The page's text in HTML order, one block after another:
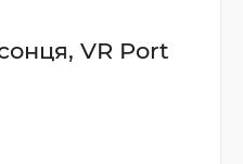
VR Port